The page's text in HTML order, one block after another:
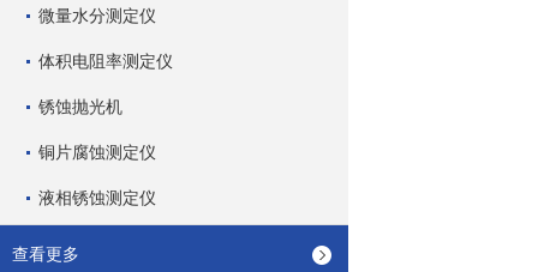
微量水分测定仪
体积电阻率测定仪
锈蚀抛光机
铜片腐蚀测定仪
液相锈蚀测定仪
查看更多